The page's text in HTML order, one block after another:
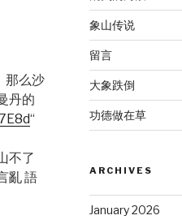
那么沙
丹的
“
不了
亂 語
象山传说
留言
大象跌倒
功德做在草
ARCHIVES
January 2026